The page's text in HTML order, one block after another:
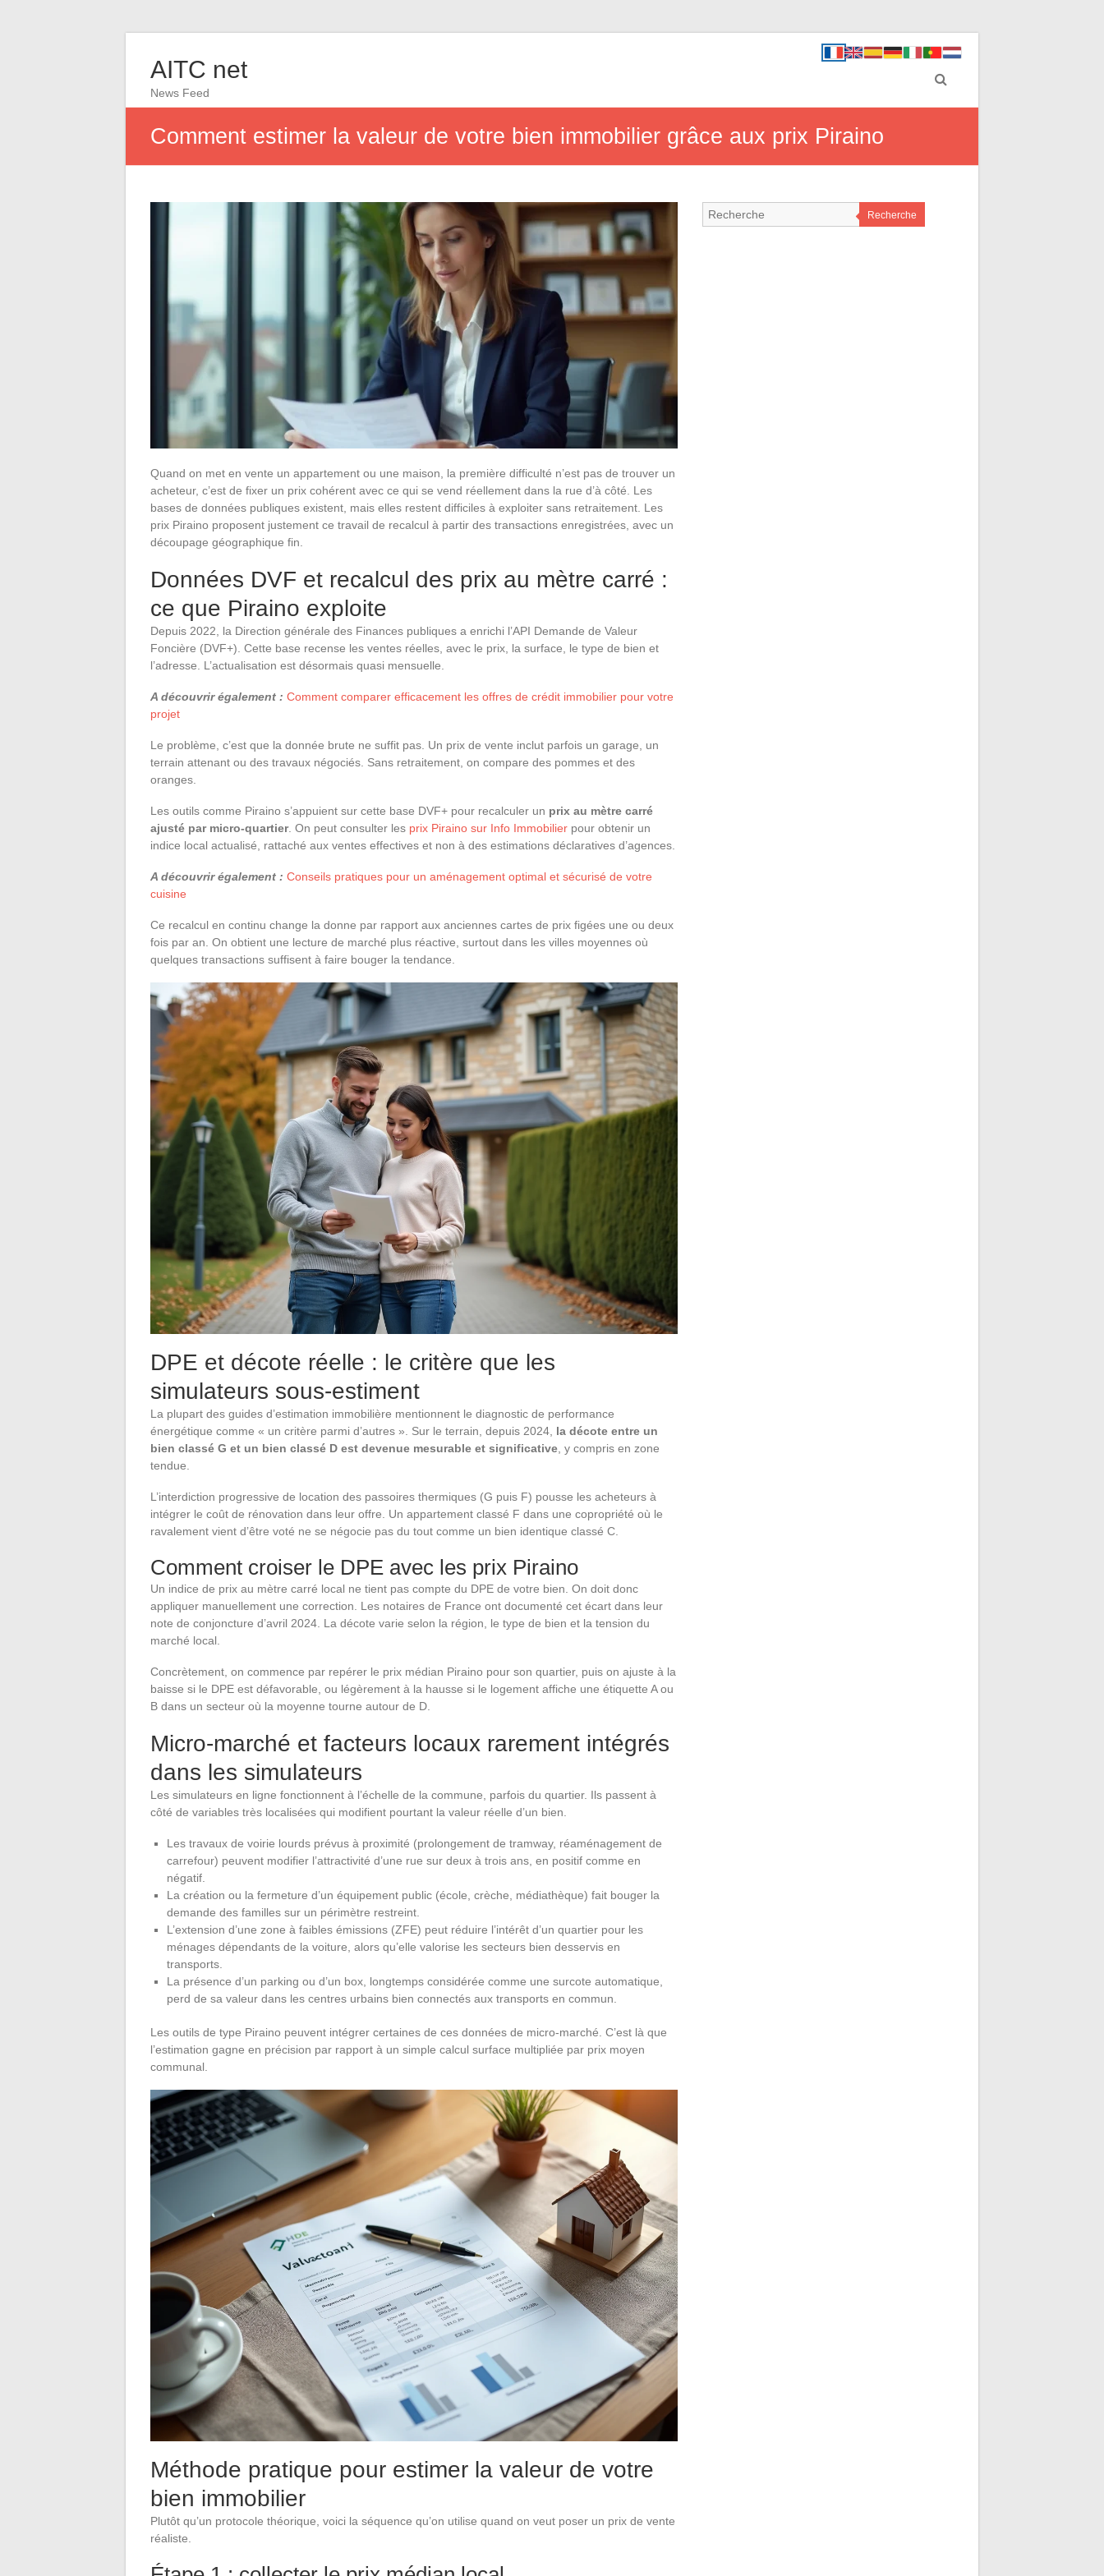
AITC net
News Feed
Comment estimer la valeur de votre bien immobilier grâce aux prix Piraino
Quand on met en vente un appartement ou une maison, la première difficulté n’est pas de trouver un
acheteur, c’est de fixer un prix cohérent avec ce qui se vend réellement dans la rue d’à côté. Les
bases de données publiques existent, mais elles restent difficiles à exploiter sans retraitement. Les
prix Piraino proposent justement ce travail de recalcul à partir des transactions enregistrées, avec un
découpage géographique fin.
Données DVF et recalcul des prix au mètre carré :
ce que Piraino exploite
Depuis 2022, la Direction générale des Finances publiques a enrichi l’API Demande de Valeur
Foncière (DVF+). Cette base recense les ventes réelles, avec le prix, la surface, le type de bien et
l’adresse. L’actualisation est désormais quasi mensuelle.
A découvrir également : Comment comparer efficacement les offres de crédit immobilier pour votre
projet
Le problème, c’est que la donnée brute ne suffit pas. Un prix de vente inclut parfois un garage, un
terrain attenant ou des travaux négociés. Sans retraitement, on compare des pommes et des
oranges.
Les outils comme Piraino s’appuient sur cette base DVF+ pour recalculer un prix au mètre carré
ajusté par micro-quartier. On peut consulter les prix Piraino sur Info Immobilier pour obtenir un
indice local actualisé, rattaché aux ventes effectives et non à des estimations déclaratives d’agences.
A découvrir également : Conseils pratiques pour un aménagement optimal et sécurisé de votre
cuisine
Ce recalcul en continu change la donne par rapport aux anciennes cartes de prix figées une ou deux
fois par an. On obtient une lecture de marché plus réactive, surtout dans les villes moyennes où
quelques transactions suffisent à faire bouger la tendance.
DPE et décote réelle : le critère que les
simulateurs sous-estiment
La plupart des guides d’estimation immobilière mentionnent le diagnostic de performance
énergétique comme « un critère parmi d’autres ». Sur le terrain, depuis 2024, la décote entre un
bien classé G et un bien classé D est devenue mesurable et significative , y compris en zone
tendue.
L’interdiction progressive de location des passoires thermiques (G puis F) pousse les acheteurs à
intégrer le coût de rénovation dans leur offre. Un appartement classé F dans une copropriété où le
ravalement vient d’être voté ne se négocie pas du tout comme un bien identique classé C.
Comment croiser le DPE avec les prix Piraino
Un indice de prix au mètre carré local ne tient pas compte du DPE de votre bien. On doit donc
appliquer manuellement une correction. Les notaires de France ont documenté cet écart dans leur
note de conjoncture d’avril 2024. La décote varie selon la région, le type de bien et la tension du
marché local.
Concrètement, on commence par repérer le prix médian Piraino pour son quartier, puis on ajuste à la
baisse si le DPE est défavorable, ou légèrement à la hausse si le logement affiche une étiquette A ou
B dans un secteur où la moyenne tourne autour de D.
Micro-marché et facteurs locaux rarement intégrés
dans les simulateurs
Les simulateurs en ligne fonctionnent à l’échelle de la commune, parfois du quartier. Ils passent à
côté de variables très localisées qui modifient pourtant la valeur réelle d’un bien.
Les travaux de voirie lourds prévus à proximité (prolongement de tramway, réaménagement de
carrefour) peuvent modifier l’attractivité d’une rue sur deux à trois ans, en positif comme en
négatif.
La création ou la fermeture d’un équipement public (école, crèche, médiathèque) fait bouger la
demande des familles sur un périmètre restreint.
L’extension d’une zone à faibles émissions (ZFE) peut réduire l’intérêt d’un quartier pour les
ménages dépendants de la voiture, alors qu’elle valorise les secteurs bien desservis en
transports.
La présence d’un parking ou d’un box, longtemps considérée comme une surcote automatique,
perd de sa valeur dans les centres urbains bien connectés aux transports en commun.
Les outils de type Piraino peuvent intégrer certaines de ces données de micro-marché. C’est là que
l’estimation gagne en précision par rapport à un simple calcul surface multipliée par prix moyen
communal.
Méthode pratique pour estimer la valeur de votre
bien immobilier
Plutôt qu’un protocole théorique, voici la séquence qu’on utilise quand on veut poser un prix de vente
réaliste.
Recherche